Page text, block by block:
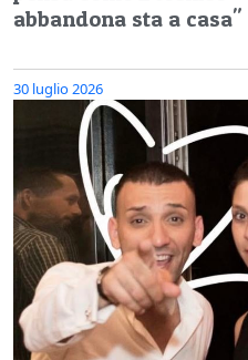
abbandona sta a casa"
30 luglio 2026